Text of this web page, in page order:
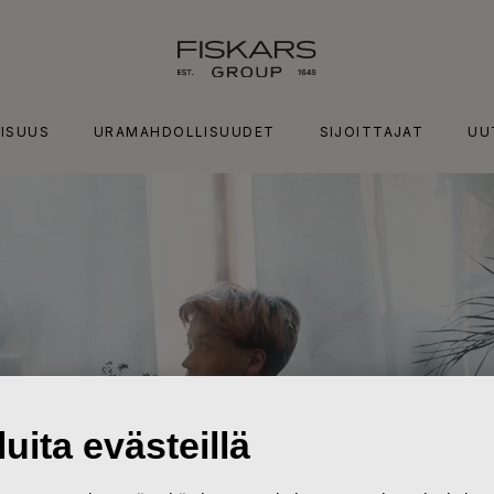
URAMAHDOLLISUUDET SIJOITTAJAT
evästeillä